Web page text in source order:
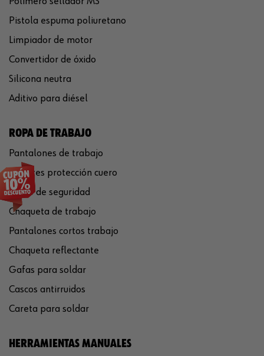
Pistola espuma poliuretano
Limpiador de motor
Convertidor de óxido
Silicona neutra
Aditivo para diésel
ROPA DE TRABAJO
Pantalones de trabajo
Guantes protección cuero
Casco de seguridad
Chaqueta de trabajo
Pantalones cortos trabajo
Chaqueta reflectante
Gafas para soldar
Cascos antirruidos
Careta para soldar
HERRAMIENTAS MANUALES